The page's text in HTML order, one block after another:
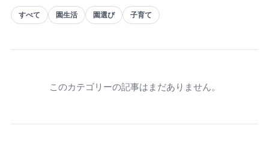
すべて 園生活 園選び 子育て
このカテゴリーの記事はまだありません。